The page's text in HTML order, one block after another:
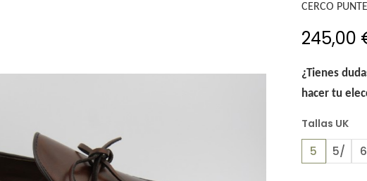
CERCO
245,00
¿Tienes
hacer tu
Tallas UK
5 5/ 6